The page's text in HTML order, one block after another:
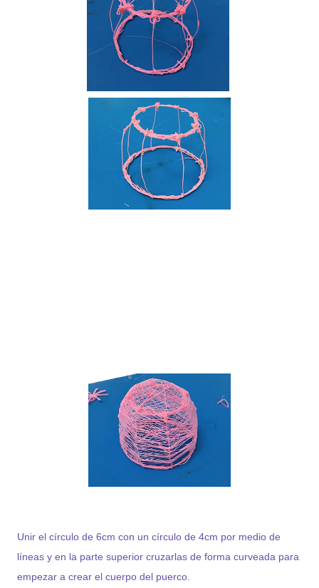
Unir el círculo de 6cm con un círculo de 4cm por medio de
líneas y en la parte superior cruzarlas de forma curveada para
empezar a crear el cuerpo del puerco.